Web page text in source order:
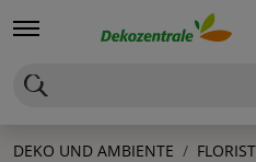
DEKO UND AMBIENTE